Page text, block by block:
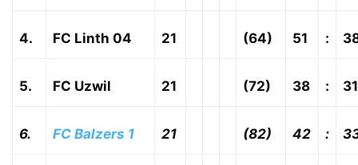
4. FC Linth 04 21 (64) 51 :
5. FC Uzwil 21 (72) 38 : 31
6. FC Balzers 1 21 (82) 42 :